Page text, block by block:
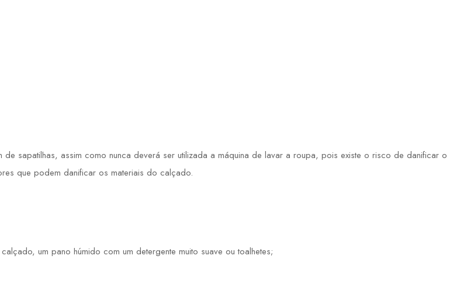
sapatilhas, assim como nunca deverá ser utilizada a máquina de lavar a roupa, pois existe o risco de danificar o
que podem danificar os materiais do calçado.
um pano húmido com um detergente muito suave ou toalhetes;